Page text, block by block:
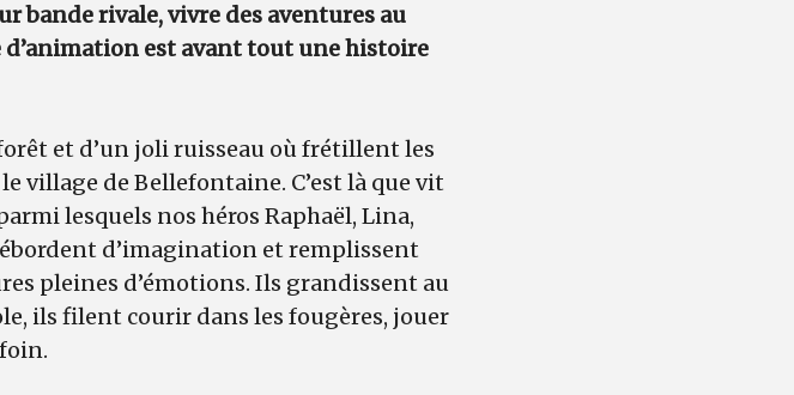
bande rivale, vivre des aventures au
d’animation est avant tout une histoire
et d’un joli ruisseau où frétillent les
village de Bellefontaine. C’est là que vit
lesquels nos héros Raphaël, Lina,
d’imagination et remplissent
pleines d’émotions. Ils grandissent au
ils filent courir dans les fougères, jouer